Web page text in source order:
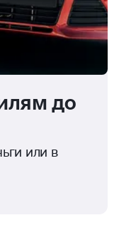
до
или в